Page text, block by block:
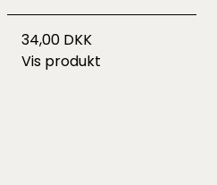
34,00 DKK
Vis produkt